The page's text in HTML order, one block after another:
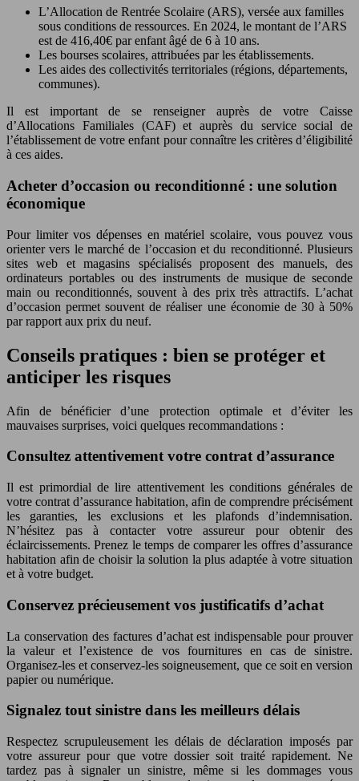
L’Allocation de Rentrée Scolaire (ARS), versée aux familles
sous conditions de ressources. En 2024, le montant de l’ARS
est de 416,40€ par enfant âgé de 6 à 10 ans.
Les bourses scolaires, attribuées par les établissements.
Les aides des collectivités territoriales (régions, départements,
communes).
Il est important de se renseigner auprès de votre Caisse
d’Allocations Familiales (CAF) et auprès du service social de
l’établissement de votre enfant pour connaître les critères d’éligibilité
à ces aides.
Acheter d’occasion ou reconditionné : une solution
économique
Pour limiter vos dépenses en matériel scolaire, vous pouvez vous
orienter vers le marché de l’occasion et du reconditionné. Plusieurs
sites web et magasins spécialisés proposent des manuels, des
ordinateurs portables ou des instruments de musique de seconde
main ou reconditionnés, souvent à des prix très attractifs. L’achat
d’occasion permet souvent de réaliser une économie de 30 à 50%
par rapport aux prix du neuf.
Conseils pratiques : bien se protéger et
anticiper les risques
Afin de bénéficier d’une protection optimale et d’éviter les
mauvaises surprises, voici quelques recommandations :
Consultez attentivement votre contrat d’assurance
Il est primordial de lire attentivement les conditions générales de
votre contrat d’assurance habitation, afin de comprendre précisément
les garanties, les exclusions et les plafonds d’indemnisation.
N’hésitez pas à contacter votre assureur pour obtenir des
éclaircissements. Prenez le temps de comparer les offres d’assurance
habitation afin de choisir la solution la plus adaptée à votre situation
et à votre budget.
Conservez précieusement vos justificatifs d’achat
La conservation des factures d’achat est indispensable pour prouver
la valeur et l’existence de vos fournitures en cas de sinistre.
Organisez-les et conservez-les soigneusement, que ce soit en version
papier ou numérique.
Signalez tout sinistre dans les meilleurs délais
Respectez scrupuleusement les délais de déclaration imposés par
votre assureur pour que votre dossier soit traité rapidement. Ne
tardez pas à signaler un sinistre, même si les dommages vous